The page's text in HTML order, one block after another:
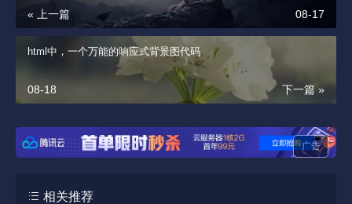
« 上一篇 08-17
html中，一个万能的响应式背景图代码
下一篇 »
08-18
广告
相关推荐